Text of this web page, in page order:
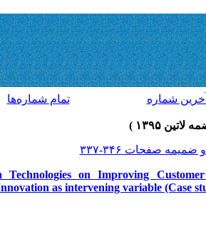
آخرين شماره تمام شماره‌ها
on Improving Customer
as intervening variable (Case